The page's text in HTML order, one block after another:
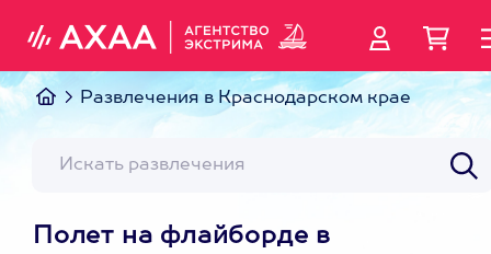
Развлечения в Краснодарском крае
Полет на флайборде в